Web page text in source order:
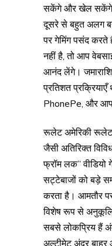
सकेंगे और खेल
दूसरे से बहुत अलग
पर गेमिंग पसंद
नहीं है, तो आप
आनंद लेंगे।
प्रतिशत
PhonePe, और
रूलेट अमेरिकी
जैसी अतिरिक्त
फ्रॉम लक” वीडियो
सट्टेबाजों को बड़े
करता है। आमतौर
विशेष रूप से
सबसे लोकप्रिय हैं